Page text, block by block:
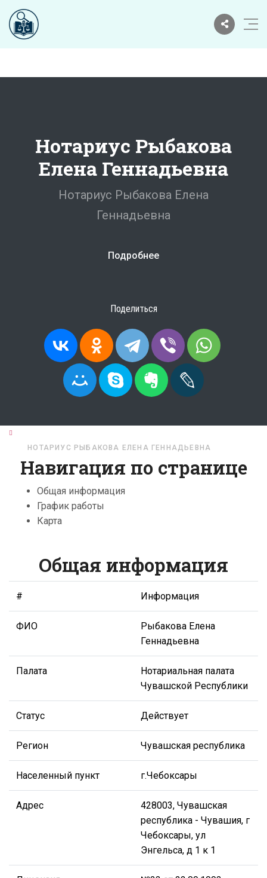
Нотариус Рыбакова
Елена Геннадьевна
Нотариус Рыбакова Елена
Геннадьевна
Подробнее
Поделиться
НОТАРИУС РЫБАКОВА ЕЛЕНА ГЕННАДЬЕВНА
Навигация по странице
Общая информация
График работы
Карта
Общая информация
# Информация
ФИО
Рыбакова Елена
Геннадьевна
Палата
Нотариальная палата
Чувашской Республики
Статус Действует
Регион Чувашская республика
Населенный пункт г.Чебоксары
Адрес
428003, Чувашская
республика - Чувашия, г
Чебоксары, ул
Энгельса, д 1 к 1